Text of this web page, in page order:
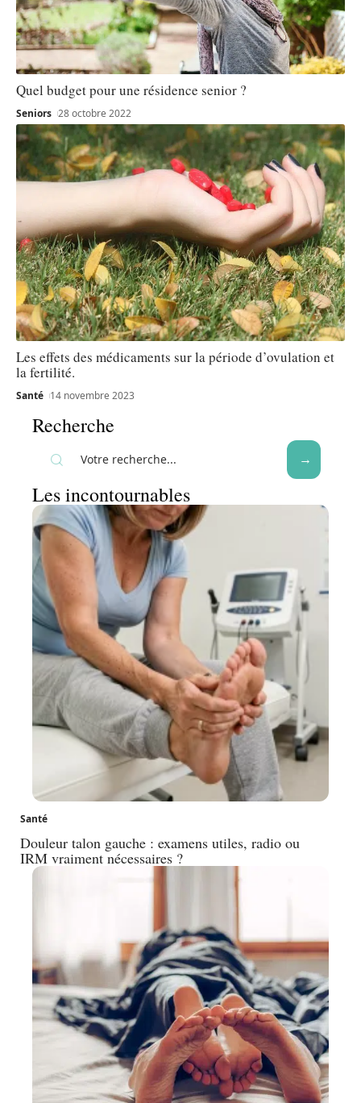
Quel budget pour une résidence senior ?
Seniors 28 octobre 2022
Les effets des médicaments sur la période d’ovulation et
la fertilité.
Santé 14 novembre 2023
Recherche
Les incontournables
Santé
Douleur talon gauche : examens utiles, radio ou
IRM vraiment nécessaires ?